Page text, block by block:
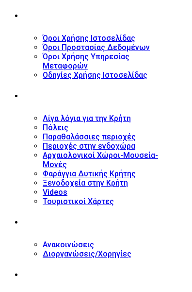
Όροι Χρήσης Ιστοσελίδας
Όροι Προστασίας Δεδομένων
Όροι Χρήσης Υπηρεσίας
Μεταφορών
Οδηγίες Χρήσης Ιστοσελίδας
Λίγα λόγια για την Κρήτη
Πόλεις
Παραθαλάσσιες περιοχές
Περιοχές στην ενδοχώρα
Αρχαιολογικοί Χώροι-Μουσεία-
Μονές
Φαράγγια Δυτικής Κρήτης
Ξενοδοχεία στην Κρήτη
Videos
Τουριστικοί Χάρτες
Ανακοινώσεις
Διοργανώσεις/Χορηγίες